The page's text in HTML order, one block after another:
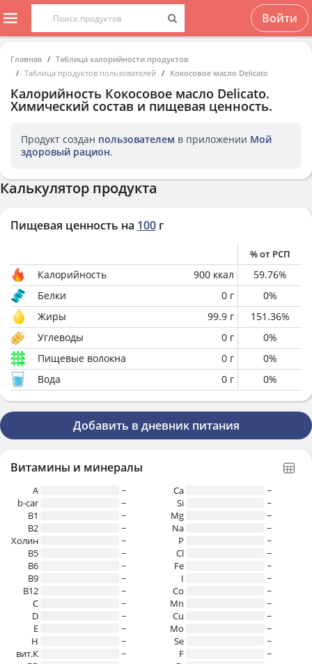
Войти
Главная
Таблица калорийности продуктов
Таблица продуктов пользователей
Кокосовое масло Delicato
Калорийность Кокосовое масло Delicato.
Химический состав и пищевая ценность.
Продукт создан пользователем в приложении Мой
здоровый рацион.
Калькулятор продукта
Пищевая ценность на 100 г
% от РСП
Калорийность 900 ккал 59.76%
Белки
0 г 0%
Жиры
99.9 г 151.36%
Углеводы
0 г 0%
Пищевые волокна
0 г 0%
Вода
0 г 0%
Добавить в дневник питания
Витамины и минералы
A
~
b-car
~
В1
~
B2
~
Холин
~
B5
~
B6
~
B9
~
B12
~
C
~
D
~
E
~
H
~
вит.К
~
Ca
~
Si
~
Mg
~
Na
~
P
~
Cl
~
Fe
~
I
~
Co
~
Mn
~
Cu
~
Mo
~
Se
~
F
~